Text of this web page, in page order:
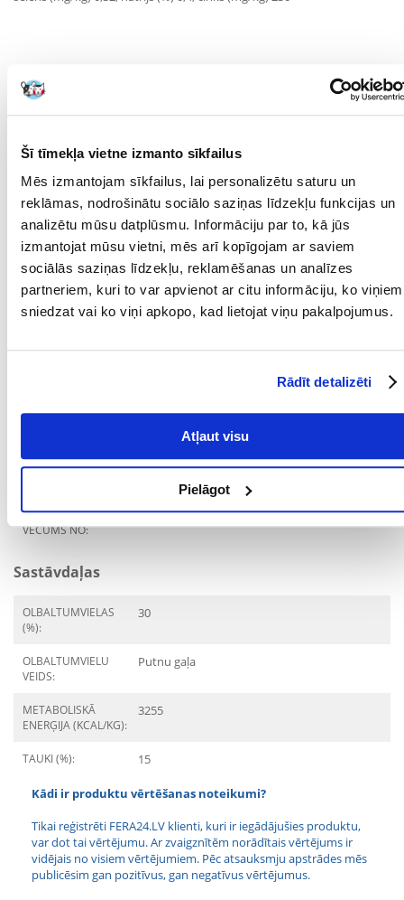
Šī tīmekļa vietne izmanto sīkfailus
Mēs izmantojam sīkfailus, lai personalizētu saturu un
reklāmas, nodrošinātu sociālo saziņas līdzekļu funkcijas un
analizētu mūsu datplūsmu. Informāciju par to, kā jūs
izmantojat mūsu vietni, mēs arī kopīgojam ar saviem
sociālās saziņas līdzekļu, reklamēšanas un analīzes
partneriem, kuri to var apvienot ar citu informāciju, ko viņiem
sniedzat vai ko viņi apkopo, kad lietojat viņu pakalpojumus.
Rādīt detalizēti
Atļaut visu
Pielāgot
Parametri
IEPAKOJUMA SVARS
(KG):
12
MĀJDZĪVNIEKA
IZMĒRS:
Lielās šķirnes
PRODUKTU LĪNIJA:
Royal Canin Labrador
Retriever Adult Sterilised
DZĪVES POSMS: Pieaudzis
Sterilizācija
Labradora retrīvers
MĀJDZĪVNIEKA
VECUMS NO:
15 mēnešu
Sastāvdaļas
OLBALTUMVIELAS
(%):
30
OLBALTUMVIELU
VEIDS:
Putnu gaļa
METABOLISKĀ
ENERĢIJA (KCAL/KG):
3255
TAUKI (%): 15
Kādi ir produktu vērtēšanas noteikumi?
Tikai reģistrēti FERA24.LV klienti, kuri ir iegādājušies produktu,
var dot tai vērtējumu. Ar zvaigznītēm norādītais vērtējums ir
vidējais no visiem vērtējumiem. Pēc atsauksmju apstrādes mēs
publicēsim gan pozitīvus, gan negatīvus vērtējumus.